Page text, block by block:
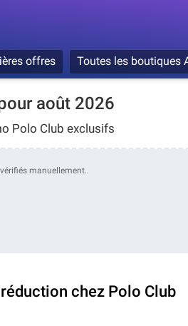
offres Toutes les boutiques
août 2026
Polo Club exclusifs
manuellement.
chez Polo Club